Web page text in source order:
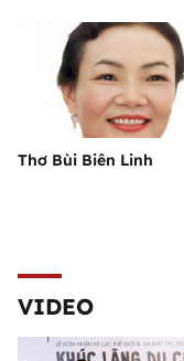
Thơ Bùi Biên Linh
VIDEO